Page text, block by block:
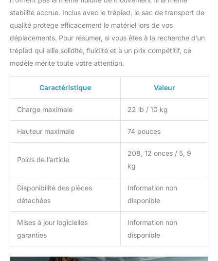
hauteur de 89 cm à
74"/189 cm. Sa charge
peut prendre en charge
les appareils photo reflex
numériques, les
trou fileté de 1/4" pour
lampe vidéo LED, un bras
magique et d'autres
appareils compatibles
Trépied de caméra super
stable : chaque pied de
trépied est composé de
d'aluminium reliés entre
stabilité. Un levier
d'écartement au milieu
aide à maintenir les pieds
du trépied en place.
stabilité accrue. Inclus avec le trépied, le sac de transport de
qualité protège efficacement le matériel lors de vos
déplacements. Pour résumer, si vous êtes à la recherche d’un
trépied qui allie solidité, fluidité et à un prix compétitif, ce
modèle mérite toute votre attention.
Caractéristique Valeur
Charge maximale 22 lb / 10 kg
Hauteur maximale 74 pouces
Poids de l’article
208, 12 onces / 5, 9
kg
Disponibilité des pièces
détachées
Information non
disponible
Mises à jour logicielles
garanties
Information non
disponible